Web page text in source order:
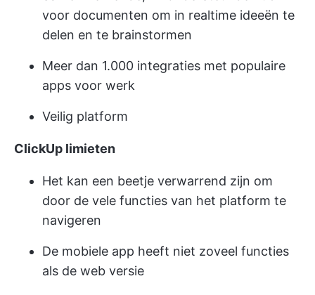
voor documenten om in realtime ideeën te
delen en te brainstormen
Meer dan 1.000 integraties met populaire
apps voor werk
Veilig platform
ClickUp limieten
Het kan een beetje verwarrend zijn om
door de vele functies van het platform te
navigeren
De mobiele app heeft niet zoveel functies
als de web versie